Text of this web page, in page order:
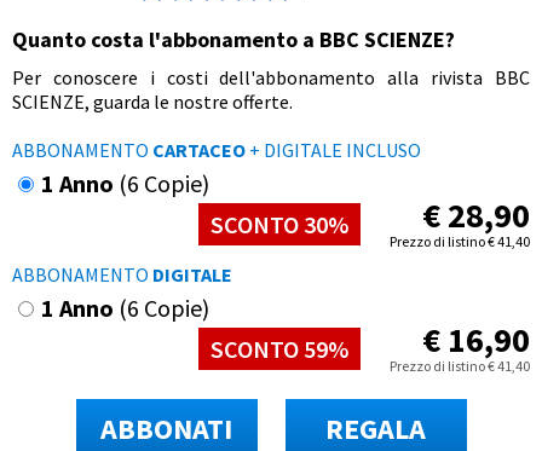
Quanto costa l'abbonamento a BBC SCIENZE?
Per conoscere i costi dell'abbonamento alla rivista BBC
SCIENZE, guarda le nostre offerte.
ABBONAMENTO CARTACEO + DIGITALE INCLUSO
1 Anno (6 Copie)
SCONTO 30%
€28,90
Prezzo di listino€41,40
ABBONAMENTO DIGITALE
1 Anno (6 Copie)
SCONTO 59%
€ 16,90
Prezzo di listino€41,40
ABBONATI REGALA